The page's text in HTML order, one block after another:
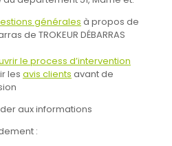
générales à propos de
de TROKEUR DÉBARRAS
le process d’intervention
les avis clients avant de
aux informations
: